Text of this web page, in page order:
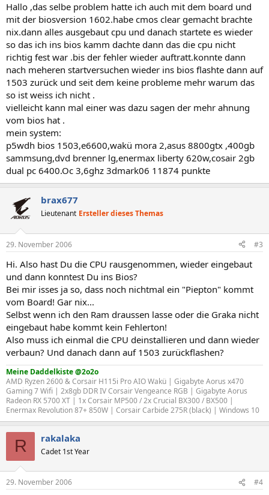
Hallo ,das selbe problem hatte ich auch mit dem board und
mit der biosversion 1602.habe cmos clear gemacht brachte
nix.dann alles ausgebaut cpu und danach startete es wieder
so das ich ins bios kamm dachte dann das die cpu nicht
richtig fest war .bis der fehler wieder auftratt.konnte dann
nach meheren startversuchen wieder ins bios flashte dann auf
1503 zurück und seit dem keine probleme mehr warum das
so ist weiss ich nicht .
vielleicht kann mal einer was dazu sagen der mehr ahnung
vom bios hat .
mein system:
p5wdh bios 1503,e6600,wakü mora 2,asus 8800gtx ,400gb
sammsung,dvd brenner lg,enermax liberty 620w,cosair 2gb
dual pc 6400.Oc 3,6ghz 3dmark06 11874 punkte
brax677
Lieutenant Ersteller dieses Themas
29. November 2006 #3
Hi. Also hast Du die CPU rausgenommen, wieder eingebaut
und dann konntest Du ins Bios?
Bei mir isses ja so, dass noch nichtmal ein "Piepton" kommt
vom Board! Gar nix...
Selbst wenn ich den Ram draussen lasse oder die Graka nicht
eingebaut habe kommt kein Fehlerton!
Also muss ich einmal die CPU deinstallieren und dann wieder
verbaun? Und danach dann auf 1503 zurückflashen?
Meine Daddelkiste @2o2o
AMD Ryzen 2600 & Corsair H115i Pro AIO Wakü | Gigabyte Aorus x470
Gaming 7 Wifi | 2x8gb DDR IV Corsair Vengeance RGB | Gigabyte Aorus
Radeon RX 5700 XT | 1x Corsair MP500 / 2x Crucial BX300 / BX500 |
Enermax Revolution 87+ 850W | Corsair Carbide 275R (black) | Windows 10
R rakalaka
Cadet 1st Year
29. November 2006 #4